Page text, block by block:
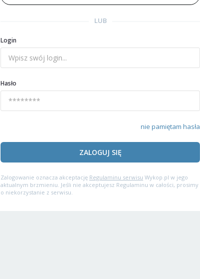
LUB
Login
Hasło
nie pamiętam hasła
ZALOGUJ SIĘ
Zalogowanie oznacza akceptację Regulaminu serwisu Wykop.pl w jego
aktualnym brzmieniu. Jeśli nie akceptujesz Regulaminu w całości, prosimy
o niekorzystanie z serwisu.